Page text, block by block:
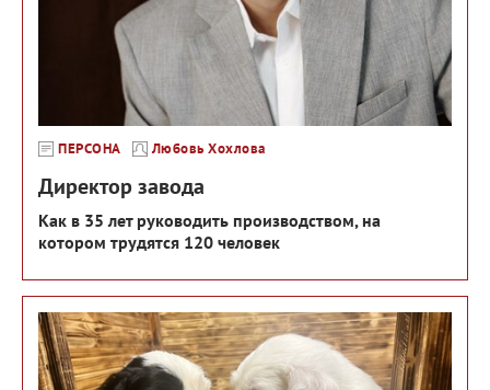
ПЕРСОНА Любовь Хохлова
Директор завода
Как в 35 лет руководить производством, на
котором трудятся 120 человек